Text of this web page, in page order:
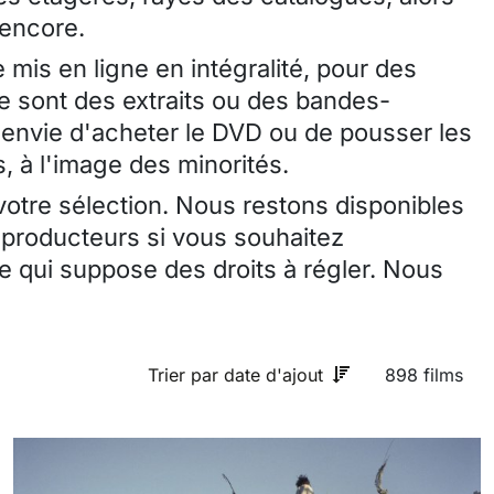
en ligne en intégralité, pour des
sont des extraits ou des bandes-
d'acheter le DVD ou de pousser les
à l'image des minorités.
sélection. Nous restons disponibles
si vous souhaitez
qui suppose des droits à régler. Nous
Trier par date d'ajout 898 films